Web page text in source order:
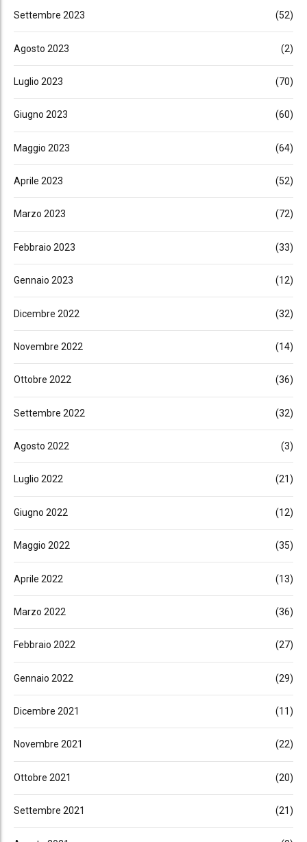
Settembre 2023 (52)
Agosto 2023 (2)
Luglio 2023 (70)
Giugno 2023 (60)
Maggio 2023 (64)
Aprile 2023 (52)
Marzo 2023 (72)
Febbraio 2023 (33)
Gennaio 2023 (12)
Dicembre 2022 (32)
Novembre 2022 (14)
Ottobre 2022 (36)
Settembre 2022 (32)
Agosto 2022 (3)
Luglio 2022 (21)
Giugno 2022 (12)
Maggio 2022 (35)
Aprile 2022 (13)
Marzo 2022 (36)
Febbraio 2022 (27)
Gennaio 2022 (29)
Dicembre 2021 (11)
Novembre 2021 (22)
Ottobre 2021 (20)
Settembre 2021 (21)